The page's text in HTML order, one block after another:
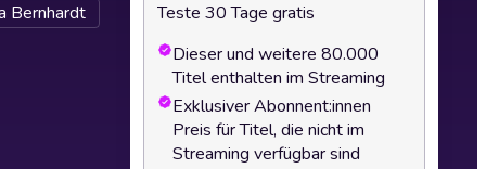
Bernhardt
Teste 30 Tage gratis
Dieser und weitere 80.000
Titel enthalten im Streaming
Exklusiver Abonnent:innen
Preis für Titel, die nicht im
Streaming verfügbar sind